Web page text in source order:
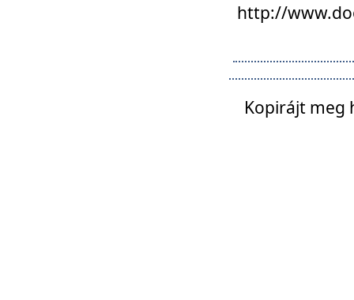
http://
Kopirájt meg